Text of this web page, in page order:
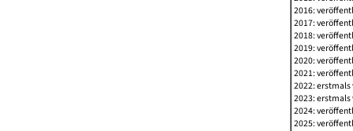
2016:
2017:
2018:
2019:
2020:
2021:
2022:
2023:
2024:
2025: